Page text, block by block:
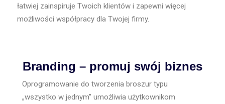
łatwiej zainspiruje Twoich klientów i zapewni więcej
możliwości współpracy dla Twojej firmy.
Branding – promuj swój biznes
Oprogramowanie do tworzenia broszur typu
„wszystko w jednym” umożliwia użytkownikom